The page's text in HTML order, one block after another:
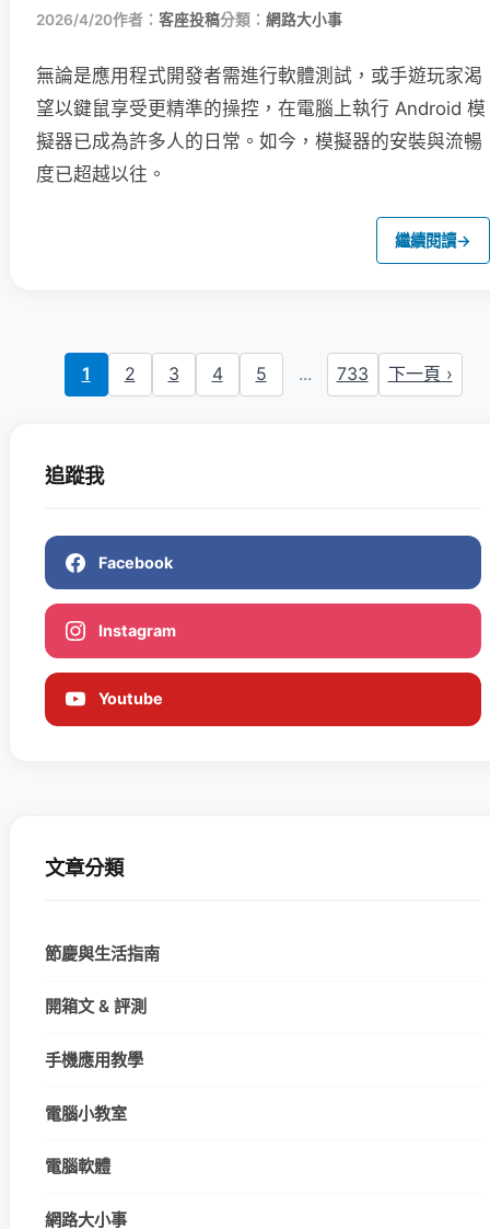
2026/4/20作者： 客座投稿分類： 網路大小事
無論是應用程式開發者需進行軟體測試，或手遊玩家渴
望以鍵鼠享受更精準的操控，在電腦上執行 Android 模
擬器已成為許多人的日常。如今，模擬器的安裝與流暢
度已超越以往。
繼續閱讀→
1 2 3 4 5 ... 733 下一頁 ›
追蹤我
Facebook
Instagram
Youtube
文章分類
節慶與生活指南
開箱文 & 評測
手機應用教學
電腦小教室
電腦軟體
網路大小事